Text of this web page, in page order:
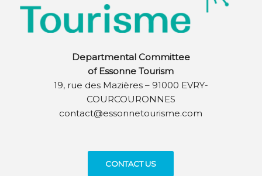
Departmental Committee
of Essonne Tourism
19, rue des Mazières – 91000 EVRY-
COURCOURONNES
contact@essonnetourisme.com
CONTACT US